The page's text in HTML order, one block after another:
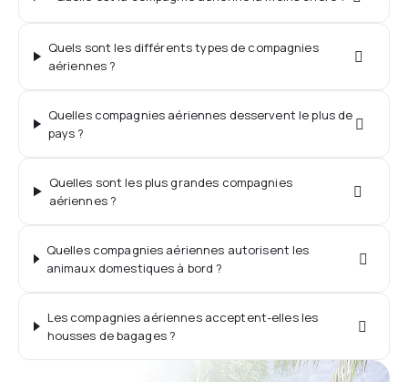
Quels sont les différents types de compagnies
aériennes ?
Quelles compagnies aériennes desservent le plus de
pays ?
Quelles sont les plus grandes compagnies
aériennes ?
Quelles compagnies aériennes autorisent les
animaux domestiques à bord ?
Les compagnies aériennes acceptent-elles les
housses de bagages ?